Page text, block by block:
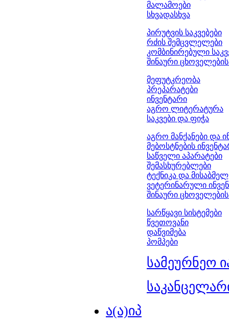
მალამოები
სხვადასხვა
პირუტვის საკვებები
რძის შემცვლელები
კომბინირებული
შინაური ცხოველების
მეფუტკრეობა
პრეპარატები
ინვენტარი
აგრო ლიტერატურა
საკვები და ფიჭა
აგრო მანქანები და
მებოსტნების
საწველი აპარატები
შემასხურებლები
ტექნიკა და
ვეტერინარული
შინაური ცხოველების
სარწყავი სისტემები
წვეთოვანი
დაწვიმება
პომპები
სამეურნეო
ა(ა)იპ